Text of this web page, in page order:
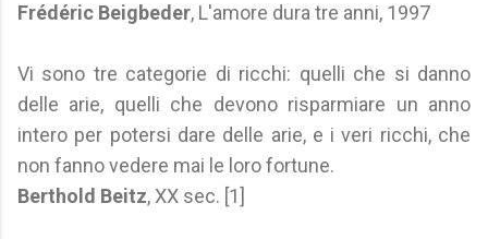
Frédéric Beigbeder, L'amore dura tre anni, 1997
Vi sono tre categorie di ricchi: quelli che si danno
delle arie, quelli che devono risparmiare un anno
intero per potersi dare delle arie, e i veri ricchi, che
non fanno vedere mai le loro fortune.
Berthold Beitz, XX sec. [1]